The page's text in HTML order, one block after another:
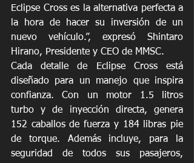
Eclipse Cross es la alternativa perfecta a
la hora de hacer su inversión de un
nuevo vehículo.”, expresó Shintaro
Hirano, Presidente y CEO de MMSC.
Cada detalle de Eclipse Cross está
diseñado para un manejo que inspira
confianza. Con un motor 1.5 litros
turbo y de inyección directa, genera
152 caballos de fuerza y 184 libras pie
de torque. Además incluye, para la
seguridad de todos sus pasajeros,